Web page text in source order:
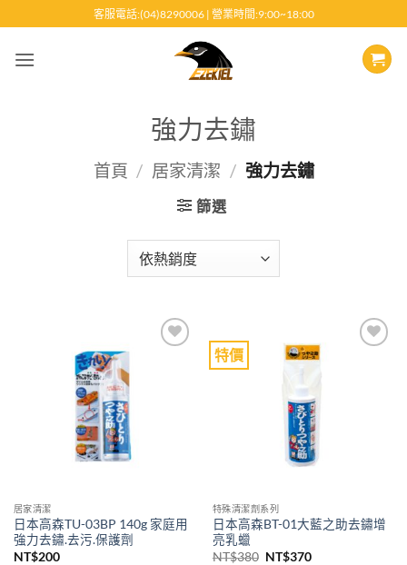
至
客服電話:(04)8290006 | 營業時間:9:00~18:00
強力去鏽
首頁 / 居家清潔 / 強力去鏽
篩選
居家清潔
日本高森TU-03BP 140g 家庭用
強力去鏽.去污.保護劑
NT$200
特價
特殊清潔劑系列
日本高森BT-01大藍之助去鏽增
亮乳蠟
NT$380 原
NT$370目